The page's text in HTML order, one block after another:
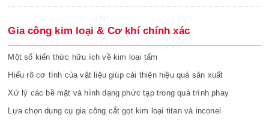
Gia công kim loại & Cơ khí chính xác
Một số kiến thức hữu ích về kim loại tấm
Hiểu rõ cơ tính của vật liệu giúp cải thiện hiệu quả sản xuất
Xử lý các bề mặt và hình dạng phức tạp trong quá trình phay
Lựa chọn dụng cụ gia công cắt gọt kim loại titan và inconel